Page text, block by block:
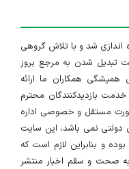
ایران استخدام در تاریخ ۱۳۹۱/۱/۱۰ راه اندازی شد و با تلاش گروهی
تبدیل شدن به مرجع بروز
همکاران ما ارائه
بازدیدکنندگان محترم
مستقل و خصوصی اداره
دولتی نمی باشد، این سایت
و بنابراین لازم است که
صحت و سقم اخبار منتشر